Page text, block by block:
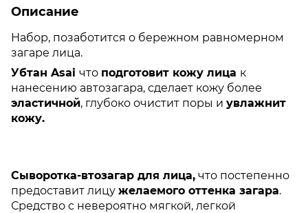
Описание
Набор, позаботится о бережном равномерном
загаре лица.
Убтан Asai что подготовит кожу лица к
нанесению автозагара, сделает кожу более
эластичной, глубоко очистит поры и увлажнит
кожу.
Cыворотка-втозагар для лица, что постепенно
предоставит лицу желаемого оттенка загара.
Средство с невероятно мягкой, легкой